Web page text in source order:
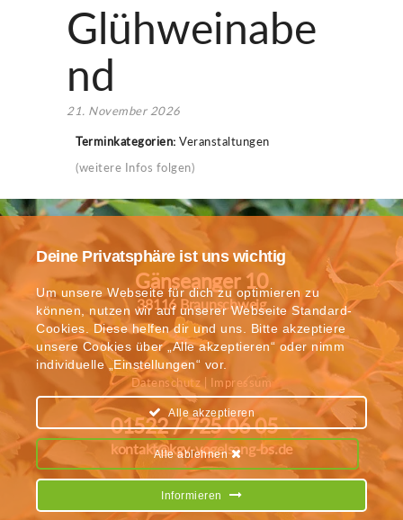
Glühweinabe
nd
21. November 2026
Terminkategorien: Veranstaltungen
(weitere Infos folgen)
Gänseanger 10
38116 Braunschweig
Datenschutz Impressum
01522 / 725 06 05
kontakt@kgv-vogelsang-bs.de
Deine Privatsphäre ist uns wichtig
Um unsere Webseite für dich zu optimieren zu
können, nutzen wir auf unserer Webseite Standard-
Cookies. Diese helfen dir und uns. Bitte akzeptiere
unsere Cookies über „Alle akzeptieren“ oder nimm
individuelle „Einstellungen“ vor.
Alle akzeptieren
Alle ablehnen
Informieren